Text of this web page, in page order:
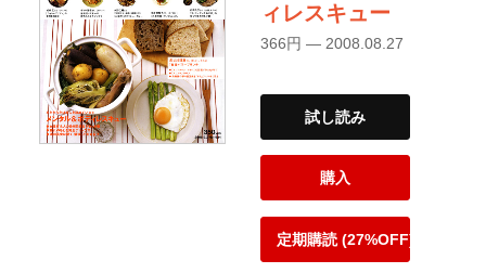
ィレスキュー
366円 — 2008.08.27
試し読み
購入
定期購読 (27%OFF)